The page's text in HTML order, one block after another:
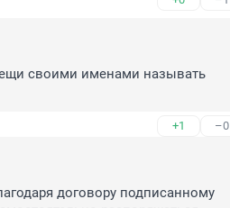
своими именами называть
+1 –0
договору подписанному